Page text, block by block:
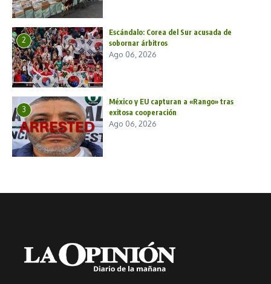
2
Escándalo: Corea del Sur acusada de
sobornar árbitros
Ago 06, 2026
3
México y EU capturan a «Rango» tras
exitosa cooperación
Ago 06, 2026